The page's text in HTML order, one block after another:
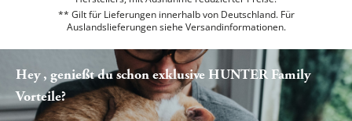
** Gilt für Lieferungen innerhalb von Deutschland. Für
Auslandslieferungen siehe Versandinformationen.
Hey , genießt du schon exklusive HUNTER Family
Vorteile?